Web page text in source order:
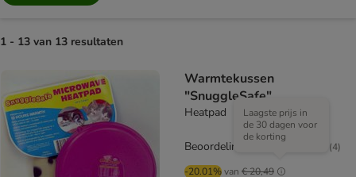
1 - 13 van 13 resultaten
Warmtekussen
"SnuggleSafe"
Heatpad
-20.01%van € 20,49
Laagste prijs in
de 30 dagen voor
de korting
Beoordeling: 5/5 (4)